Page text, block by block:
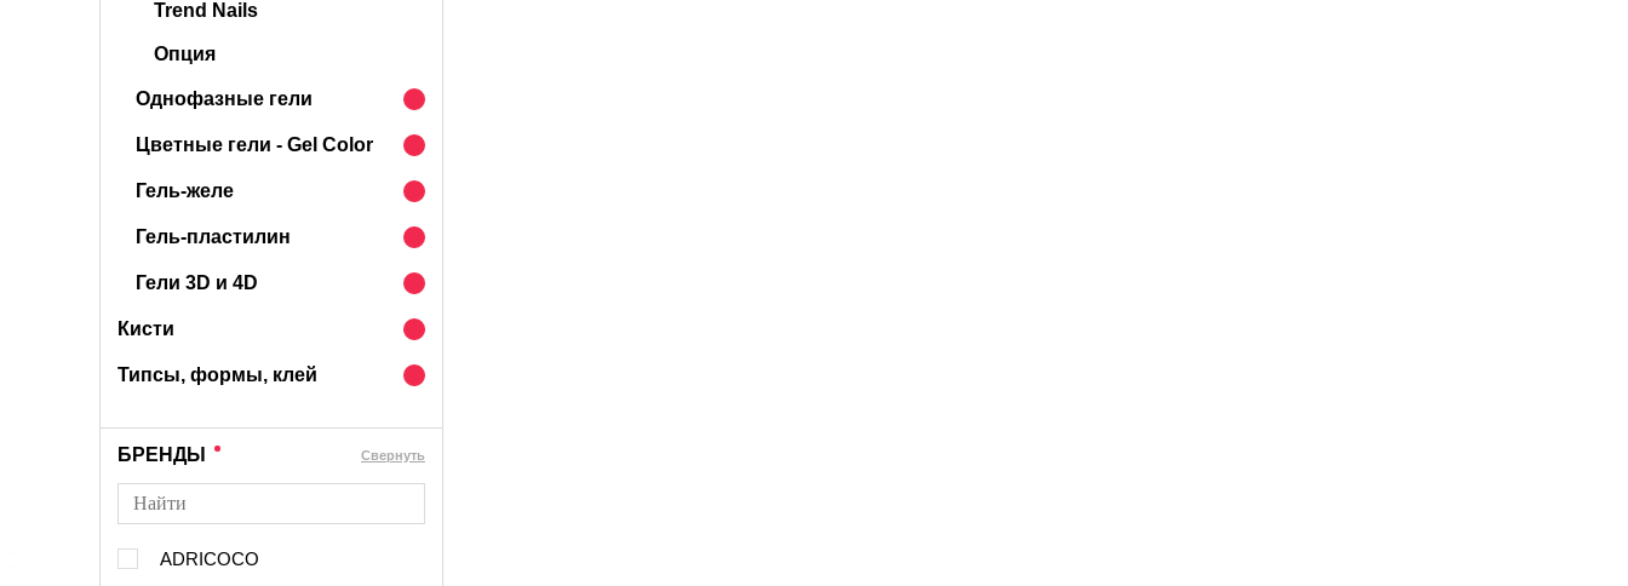
Trend Nails
Опция
Однофазные гели
Цветные гели - Gel Color
Гель-желе
Гель-пластилин
Гели 3D и 4D
Кисти
Типсы, формы, клей
БРЕНДЫ Cвернуть
ADRICOCO